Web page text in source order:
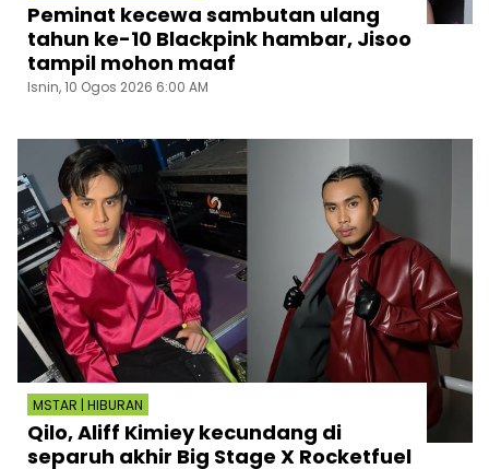
Peminat kecewa sambutan ulang
tahun ke-10 Blackpink hambar, Jisoo
tampil mohon maaf
Isnin, 10 Ogos 2026 6:00 AM
MSTAR | HIBURAN
Qilo, Aliff Kimiey kecundang di
separuh akhir Big Stage X Rocketfuel